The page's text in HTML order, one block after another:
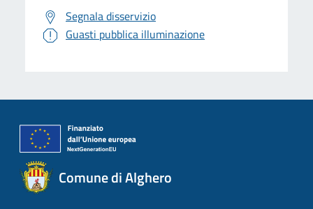
Segnala disservizio
Guasti pubblica illuminazione
Comune di Alghero